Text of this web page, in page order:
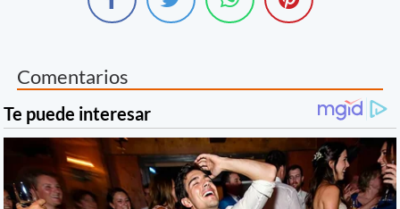
Comentarios